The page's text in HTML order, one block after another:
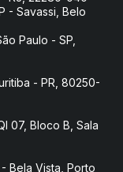
- Savassi, Belo
Paulo - SP,
- PR, 80250-
07, Bloco B, Sala
Bela Vista, Porto